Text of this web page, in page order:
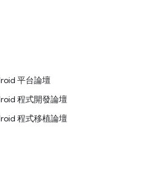
平台論壇
程式開發論壇
程式移植論壇